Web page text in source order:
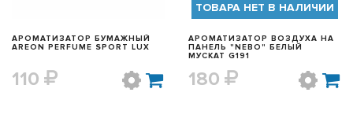
АРОМАТИЗАТОР БУМАЖНЫЙ
AREON PERFUME SPORT LUX
110
ТОВАРА НЕТ В НАЛИЧИИ
АРОМАТИЗАТОР ВОЗДУХА НА
ПАНЕЛЬ "NEBO" БЕЛЫЙ
МУСКАТ G191
180